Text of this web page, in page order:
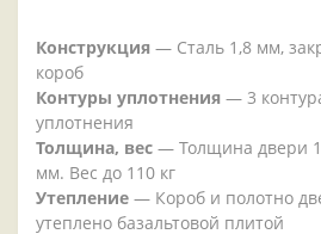
Конструкция — Сталь 1,8 мм,
короб
Контуры уплотнения — 3
уплотнения
Толщина, вес — Толщина двери
мм. Вес до 110 кг
Утепление — Короб и полотно
утеплено базальтовой плитой